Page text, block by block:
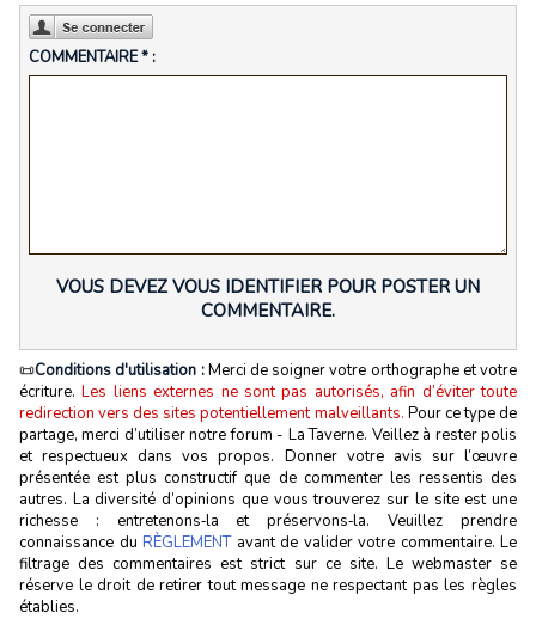
COMMENTAIRE * :
VOUS DEVEZ VOUS IDENTIFIER POUR POSTER UN
COMMENTAIRE.
📜Conditions d'utilisation :Merci de soigner votre orthographe et votre
écriture.Les liens externes ne sont pas autorisés, afin d’éviter toute
redirection vers des sites potentiellement malveillants. Pour ce type de
partage, merci d’utiliser notre forum - La Taverne. Veillez à rester polis
et respectueux dans vos propos. Donner votre avis sur l’œuvre
présentée est plus constructif que de commenter les ressentis des
autres. La diversité d’opinions que vous trouverez sur le site est une
richesse : entretenons‑la et préservons‑la. Veuillez prendre
connaissance du RÈGLEMENTavant de valider votre commentaire. Le
filtrage des commentaires est strict sur ce site. Le webmaster se
réserve le droit de retirer tout message ne respectant pas les règles
établies.